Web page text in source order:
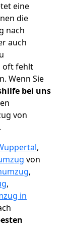
eine
die
nach
auch
oft fehlt
Wenn Sie
bei uns
von
,
von
,
,
in